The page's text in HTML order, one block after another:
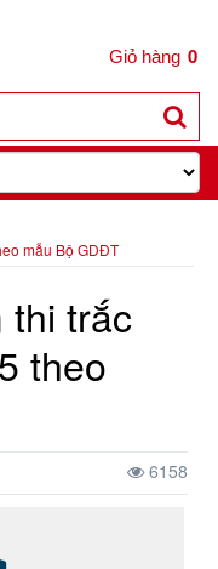
0
mẫu Bộ GDĐT
thi trắc
theo
6158